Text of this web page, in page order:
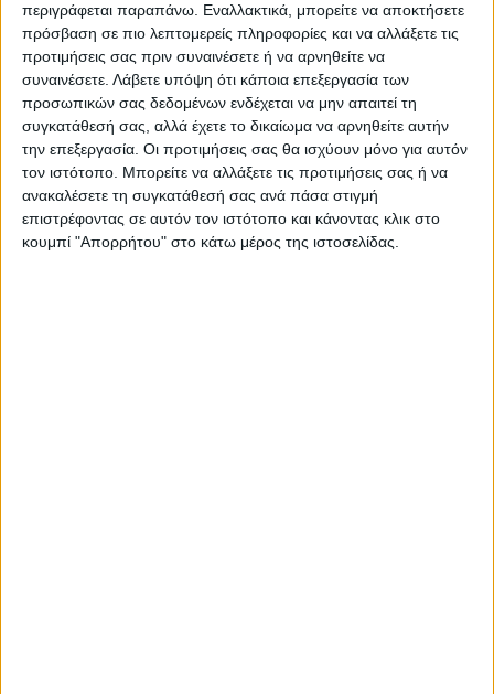
περιγράφεται παραπάνω. Εναλλακτικά, μπορείτε να αποκτήσετε
πρόσβαση σε πιο λεπτομερείς πληροφορίες και να αλλάξετε τις
προτιμήσεις σας πριν συναινέσετε ή να αρνηθείτε να
συναινέσετε. Λάβετε υπόψη ότι κάποια επεξεργασία των
προσωπικών σας δεδομένων ενδέχεται να μην απαιτεί τη
συγκατάθεσή σας, αλλά έχετε το δικαίωμα να αρνηθείτε αυτήν
την επεξεργασία. Οι προτιμήσεις σας θα ισχύουν μόνο για αυτόν
τον ιστότοπο. Μπορείτε να αλλάξετε τις προτιμήσεις σας ή να
ανακαλέσετε τη συγκατάθεσή σας ανά πάσα στιγμή
επιστρέφοντας σε αυτόν τον ιστότοπο και κάνοντας κλικ στο
κουμπί "Απορρήτου" στο κάτω μέρος της ιστοσελίδας.